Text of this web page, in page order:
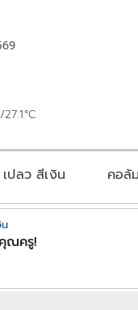
เปลว สีเงิน คอลั
ณครู!